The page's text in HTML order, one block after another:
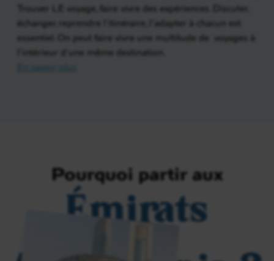
Trouver LE voyage, faire vivre des expériences. Discuter,
échanger, reprendre l’itinéraire, l’adapter à chacun est
essentiel. On peut faire vivre une multitude de voyages à
l’intérieur d’une même destination.
Pourquoi partir aux
Émirats